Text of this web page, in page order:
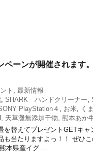
ペーンが開催されます
ト
最新情報
SHARK ハンドクリーナー
PlayStation４ お米 く
天草灘無添加干物 熊本あか
を替えてプレゼントGETキャ
も当たりますよっ！！ ぜひ
本県産イグ …